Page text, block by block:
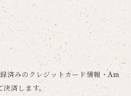
済みのクレジットカード情報・Am
済します。